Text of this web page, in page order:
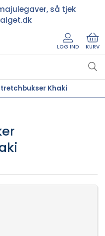
så tjek
LOG IND KURV
Khaki